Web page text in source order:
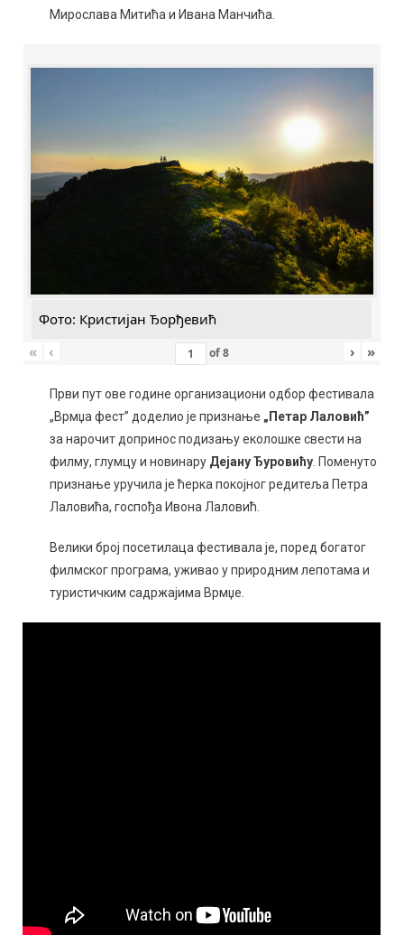
Мирослава Митића и Ивана Манчића.
Фото: Кристијан Ђорђевић
«
‹ of8 › »
Први пут ове године организациони одбор фестивала
„Врмџа фест” доделио је признање „Петар Лаловић”
за нарочит допринос подизању еколошке свести на
филму, глумцу и новинару Дејану Ђуровићу. Поменуто
признање уручила је ћерка покојног редитеља Петра
Лаловића, госпођа Ивона Лаловић.
Велики број посетилаца фестивала је, поред богатог
филмског програма, уживао у природним лепотама и
туристичким садржајима Врмџе.